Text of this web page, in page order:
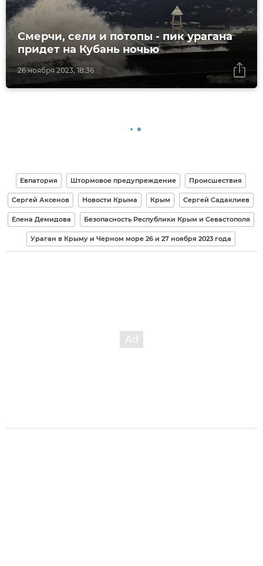
26 ноября 2023, 18:36
Смерчи, сели и потопы - пик урагана
придет на Кубань ночью
Евпатория Штормовое предупреждение Происшествия
Сергей Аксенов Новости Крыма Крым Сергей Садаклиев
Елена Демидова Безопасность Республики Крым и Севастополя
Ураган в Крыму и Черном море 26 и 27 ноября 2023 года